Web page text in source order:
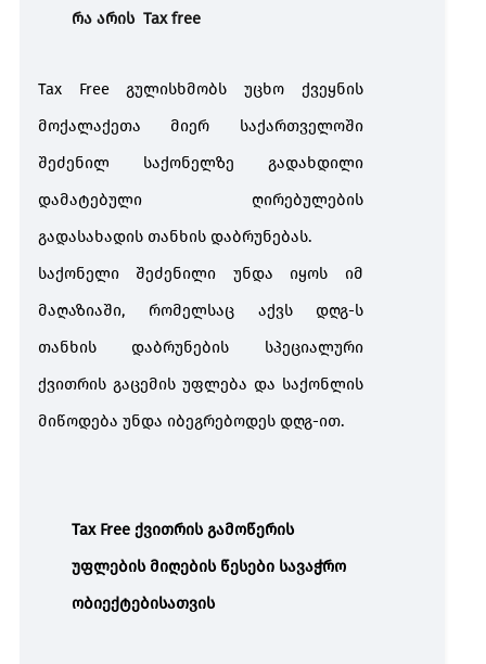
საგადასახადო დავა
საგადასახადო
დავა
საჩივრის წარდგენა
შემოსავლების
სამსახურში
რა არისTax free
Tax Freeგულისხმობს უცხო
ქვეყნის
მოქალაქეთა
მიერ
საქართველოში
შეძენილ
საქონელზე
გადახდილი
დამატებული
ღირებულების
გადასახადის თანხის დაბრუნებას.
საქონელი
შეძენილი უნდა იყოს
იმ
მაღაზიაში, რომელსაც აქვს დღგ-ს
თანხის
დაბრუნების
სპეციალური
ქვითრის გაცემის უფლება და საქონლის
მიწოდება უნდა იბეგრებოდეს დღგ-ით.
Tax Free ქვითრის გამოწერის
უფლების მიღების წესები სავაჭრო
ობიექტებისათვის